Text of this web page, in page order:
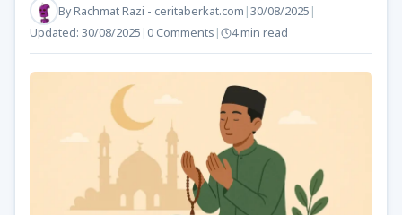
ByRachmat Razi - ceritaberkat.com |30/08/2025 |
Updated: 30/08/2025 | 0 Comments | 4 min read